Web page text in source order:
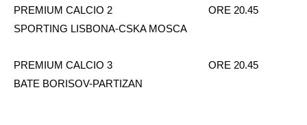
PREMIUM CALCIO 2
ORE 20.45
SPORTING LISBONA-CSKA MOSCA
PREMIUM CALCIO 3
ORE 20.45
BATE BORISOV-PARTIZAN